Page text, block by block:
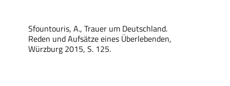
Sfountouris, A., Trauer um Deutschland.
Reden und Aufsätze eines Überlebenden,
Würzburg 2015, S. 125.